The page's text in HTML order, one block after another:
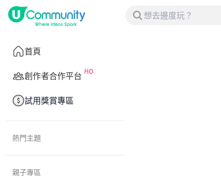
首頁
創作者合作平台
試用獎賞專區
熱門主題
親子專區